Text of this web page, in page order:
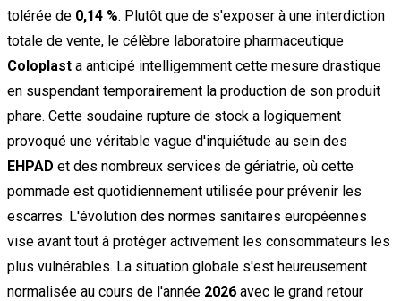
tolérée de 0,14 %. Plutôt que de s'exposer à une interdiction
totale de vente, le célèbre laboratoire pharmaceutique
Coloplast a anticipé intelligemment cette mesure drastique
en suspendant temporairement la production de son produit
phare. Cette soudaine rupture de stock a logiquement
provoqué une véritable vague d'inquiétude au sein des
EHPAD et des nombreux services de gériatrie, où cette
pommade est quotidiennement utilisée pour prévenir les
escarres. L'évolution des normes sanitaires européennes
vise avant tout à protéger activement les consommateurs les
plus vulnérables. La situation globale s'est heureusement
normalisée au cours de l'année 2026 avec le grand retour